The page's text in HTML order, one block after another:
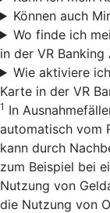
Können auch
Wo finde ich
in der VR Banking
Wie aktiviere
Karte in der VR
1 In
automatisch vom
kann durch
zum Beispiel bei
Nutzung von
die Nutzung von